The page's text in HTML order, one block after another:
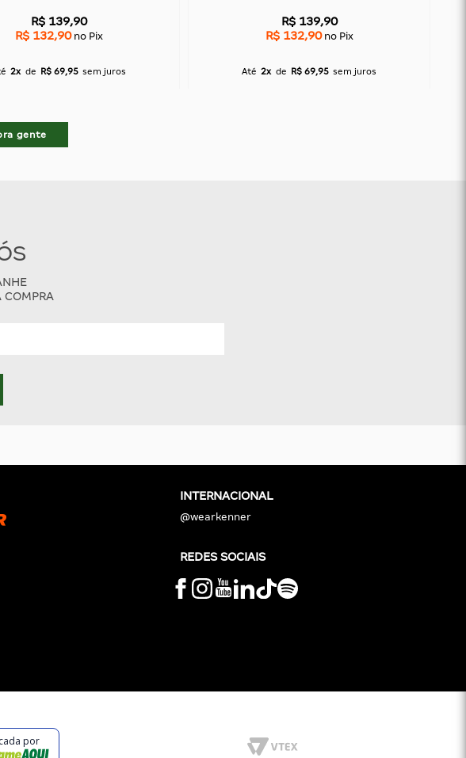
R$ 139,90
R$ 132,90no Pix
2x de R$ 69,95 sem juros
R$ 139,90
R$ 132,90no Pix
Até 2x de R$ 69,95 sem juros
gente
COMPRA
INTERNACIONAL
@wearkenner
REDES SOCIAIS
por